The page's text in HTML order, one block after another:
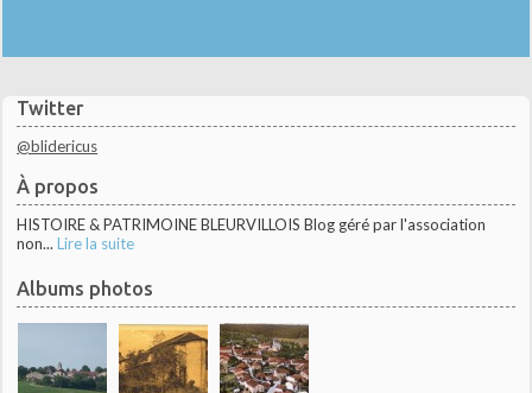
Twitter
@blidericus
À propos
HISTOIRE & PATRIMOINE BLEURVILLOIS Blog géré par l'association
non... Lire la suite
Albums photos